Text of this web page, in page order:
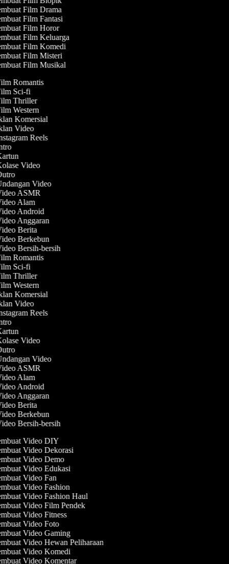
Film Drama
Film Fantasi
Film Horor
Film Keluarga
Film Komedi
Film Misteri
Film Musikal
Romantis
Sci-fi
Thriller
Western
Komersial
Video
Reels
Video
Video
ASMR
Alam
Android
Anggaran
Berita
Berkebun
Bersih-bersih
Romantis
Sci-fi
Thriller
Western
Komersial
Video
Reels
Video
Video
ASMR
Alam
Android
Anggaran
Berita
Berkebun
Bersih-bersih
Video DIY
Video Dekorasi
Video Demo
Video Edukasi
Video Fan
Video Fashion
Video Fashion Haul
Video Film Pendek
Video Fitness
Video Foto
Video Gaming
Video Hewan Peliharaan
Video Komedi
Video Komentar